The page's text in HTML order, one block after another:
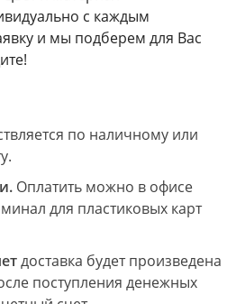
с каждым
и мы подберем для Вас
по наличному или
Оплатить можно в офисе
для пластиковых карт
доставка будет произведена
поступления денежных